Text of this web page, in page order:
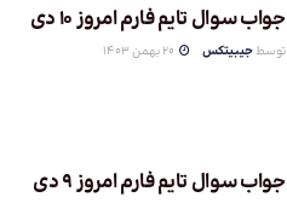
جواب سوال تایم فارم امروز 10 دی
توسط جیبیتکس
جواب سوال تایم فارم امروز 9 دی